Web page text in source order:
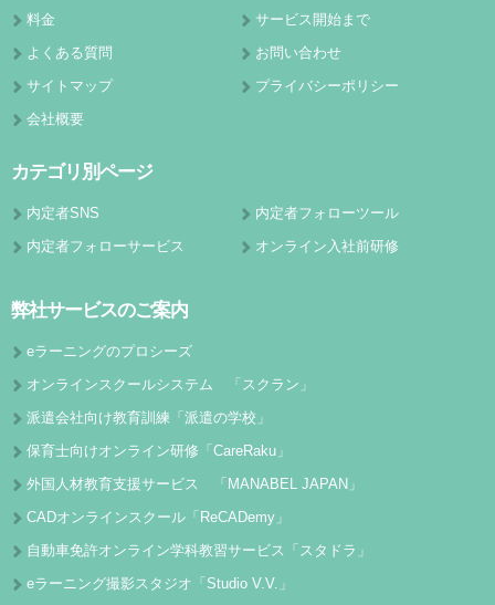
料金
サービス開始まで
よくある質問
お問い合わせ
サイトマップ
プライバシーポリシー
会社概要
カテゴリ別ページ
内定者SNS
内定者フォローツール
内定者フォローサービス
オンライン入社前研修
弊社サービスのご案内
eラーニングのプロシーズ
オンラインスクールシステム 「スクラン」
派遣会社向け教育訓練「派遣の学校」
保育士向けオンライン研修「CareRaku」
外国人材教育支援サービス 「MANABEL JAPAN」
CADオンラインスクール「ReCADemy」
自動車免許オンライン学科教習サービス「スタドラ」
eラーニング撮影スタジオ「Studio V.V.」